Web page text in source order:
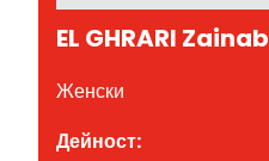
EL GHRARI Zainab
Женски
Дейност: